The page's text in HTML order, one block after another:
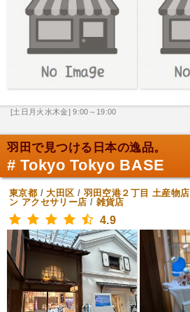
[土日月火水木金] 9:00～19:00
羽田で見つける日本の逸品。
# Tokyo Tokyo BASE
東京都 /大田区 / 羽田空港２丁目 土産物店
ン アクセサリー店 / 雑貨店
4.9